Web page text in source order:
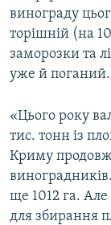
винограду
торішній (на
заморозки та
уже й поганий.
«Цього року
тис. тонн із
Криму
ще 1012 га. Але
для збирання